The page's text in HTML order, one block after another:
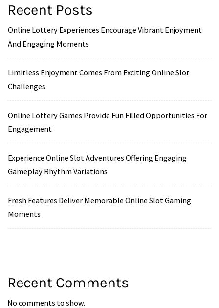
Recent Posts
Online Lottery Experiences Encourage Vibrant Enjoyment
And Engaging Moments
Limitless Enjoyment Comes From Exciting Online Slot
Challenges
Online Lottery Games Provide Fun Filled Opportunities For
Engagement
Experience Online Slot Adventures Offering Engaging
Gameplay Rhythm Variations
Fresh Features Deliver Memorable Online Slot Gaming
Moments
Recent Comments
No comments to show.